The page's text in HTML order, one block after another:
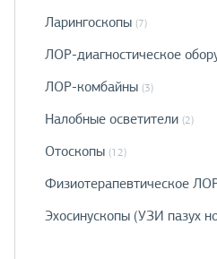
Ларингоскопы (7)
ЛОР-диагностическое
ЛОР-комбайны (3)
Налобные осветители (2)
Отоскопы (12)
Физиотерапевтическое
Эхосинускопы (УЗИ пазух